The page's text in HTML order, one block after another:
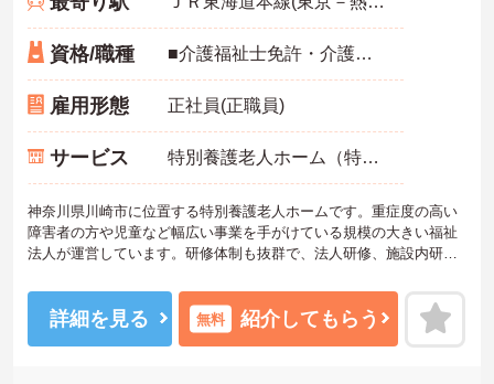
資格/職種 ■介護福祉士免許・介護支援専門員免許・社会福祉士免許・精神保健福祉士免許
雇用形態 正社員(正職員)
サービス 特別養護老人ホーム（特養）
神奈川県川崎市に位置する特別養護老人ホームです。重症度の高い
障害者の方や児童など幅広い事業を手がけている規模の大きい福祉
法人が運営しています。研修体制も抜群で、法人研修、施設内研
当など嬉しい環境です。ご興味のある方はぜひお気軽にお問い合わ
せください。
詳細を見る 無料 紹介してもらう